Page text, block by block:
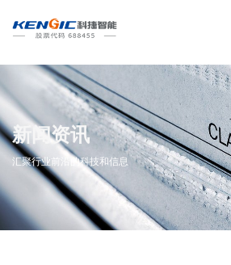
新闻资讯
汇聚行业前沿的科技和信息